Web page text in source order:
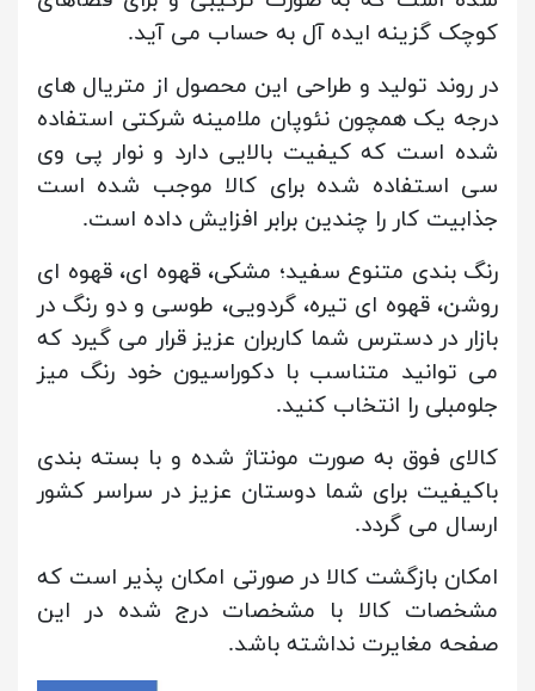
کوچک گزینه ایده آل به حساب می آید.
در روند تولید و طراحی این محصول از متریال های
درجه یک همچون نئوپان ملامینه شرکتی استفاده
شده است که کیفیت بالایی دارد و نوار پی وی
سی استفاده شده برای کالا موجب شده است
جذابیت کار را چندین برابر افزایش داده است.
رنگ بندی متنوع سفید؛ مشکی، قهوه ای، قهوه ای
روشن، قهوه ای تیره، گردویی، طوسی و دو رنگ در
بازار در دسترس شما کاربران عزیز قرار می گیرد که
می توانید متناسب با دکوراسیون خود رنگ میز
جلومبلی را انتخاب کنید.
کالای فوق به صورت مونتاژ شده و با بسته بندی
باکیفیت برای شما دوستان عزیز در سراسر کشور
ارسال می گردد.
امکان بازگشت کالا در صورتی امکان پذیر است که
مشخصات کالا با مشخصات درج شده در این
صفحه مغایرت نداشته باشد.